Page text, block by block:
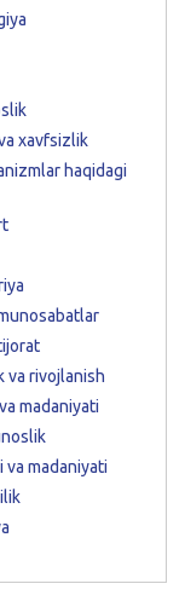
xavfsizlik
haqidagi
va rivojlanish
madaniyati
va madaniyati